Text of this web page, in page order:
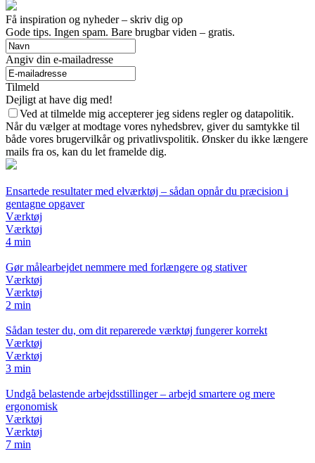
Få inspiration og nyheder – skriv dig op
Gode tips. Ingen spam. Bare brugbar viden – gratis.
Angiv din e-mailadresse
Tilmeld
Dejligt at have dig med!
Ved at tilmelde mig accepterer jeg sidens regler og datapolitik.
Når du vælger at modtage vores nyhedsbrev, giver du samtykke til
både vores brugervilkår og privatlivspolitik. Ønsker du ikke længere
mails fra os, kan du let framelde dig.
Ensartede resultater med elværktøj – sådan opnår du præcision i
gentagne opgaver
Værktøj
Værktøj
4 min
Gør målearbejdet nemmere med forlængere og stativer
Værktøj
Værktøj
2 min
Sådan tester du, om dit reparerede værktøj fungerer korrekt
Værktøj
Værktøj
3 min
Undgå belastende arbejdsstillinger – arbejd smartere og mere
ergonomisk
Værktøj
Værktøj
7 min